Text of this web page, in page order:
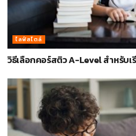
ไลฟ์สไตล์
วิธีเลือกคอร์สติว A-Level สำหรับเ